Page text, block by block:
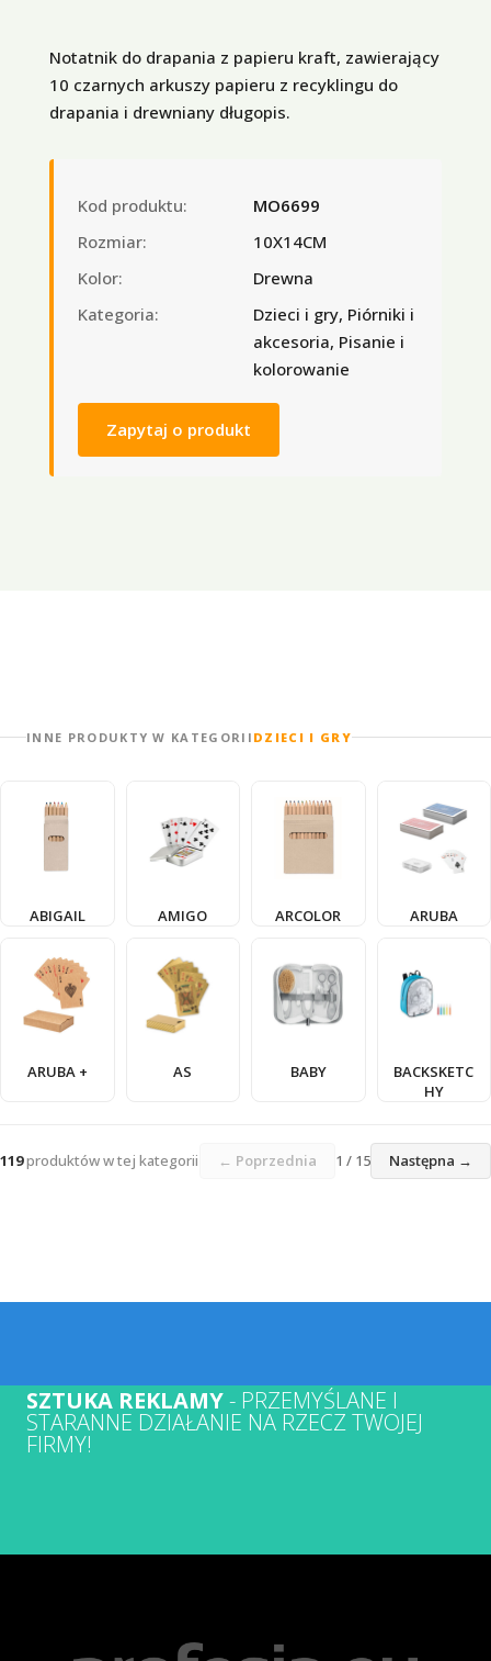
Notatnik do drapania z papieru kraft, zawierający
10 czarnych arkuszy papieru z recyklingu do
drapania i drewniany długopis.
Kod produktu:
MO6699
Rozmiar:
10X14CM
Kolor:
Drewna
Kategoria:
Dzieci i gry, Piórniki i
akcesoria, Pisanie i
kolorowanie
Zapytaj o produkt
INNE PRODUKTY W KATEGORII DZIECI I GRY
ABIGAIL AMIGO ARCOLOR ARUBA
ARUBA + AS BABY
BACKSKETC
HY
119produktów w tej kategorii ← Poprzednia 1 / 15 Następna →
SZTUKA REKLAMY- PRZEMYŚLANE I
STARANNE DZIAŁANIE NA RZECZ TWOJEJ
FIRMY!